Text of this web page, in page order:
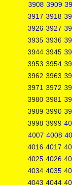
3908 3909
3917 3918
3926 3927
3935 3936
3944 3945
3953 3954
3962 3963
3971 3972
3980 3981
3989 3990
3998 3999
4007 4008
4016 4017
4025 4026
4034 4035
4043 4044